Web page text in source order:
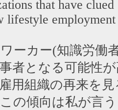
that have
lifestyle
ーカー(知識労働
者となる可能性
用組織の再来を
の傾向は私が言